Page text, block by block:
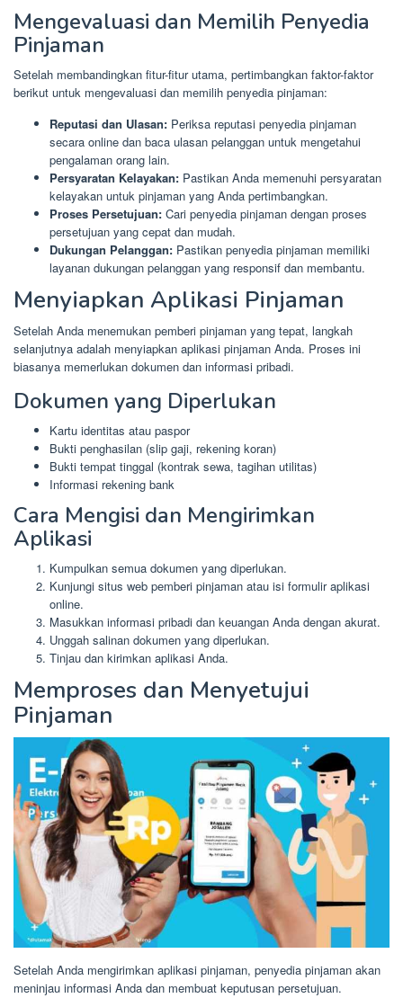
Mengevaluasi dan Memilih Penyedia
Pinjaman
Setelah membandingkan fitur-fitur utama, pertimbangkan faktor-faktor
berikut untuk mengevaluasi dan memilih penyedia pinjaman:
Reputasi dan Ulasan: Periksa reputasi penyedia pinjaman
secara online dan baca ulasan pelanggan untuk mengetahui
pengalaman orang lain.
Persyaratan Kelayakan: Pastikan Anda memenuhi persyaratan
kelayakan untuk pinjaman yang Anda pertimbangkan.
Proses Persetujuan: Cari penyedia pinjaman dengan proses
persetujuan yang cepat dan mudah.
Dukungan Pelanggan: Pastikan penyedia pinjaman memiliki
layanan dukungan pelanggan yang responsif dan membantu.
Menyiapkan Aplikasi Pinjaman
Setelah Anda menemukan pemberi pinjaman yang tepat, langkah
selanjutnya adalah menyiapkan aplikasi pinjaman Anda. Proses ini
biasanya memerlukan dokumen dan informasi pribadi.
Dokumen yang Diperlukan
Kartu identitas atau paspor
Bukti penghasilan (slip gaji, rekening koran)
Bukti tempat tinggal (kontrak sewa, tagihan utilitas)
Informasi rekening bank
Cara Mengisi dan Mengirimkan
Aplikasi
Kumpulkan semua dokumen yang diperlukan.
Kunjungi situs web pemberi pinjaman atau isi formulir aplikasi
online.
Masukkan informasi pribadi dan keuangan Anda dengan akurat.
Unggah salinan dokumen yang diperlukan.
Tinjau dan kirimkan aplikasi Anda.
Memproses dan Menyetujui
Pinjaman
Setelah Anda mengirimkan aplikasi pinjaman, penyedia pinjaman akan
meninjau informasi Anda dan membuat keputusan persetujuan.